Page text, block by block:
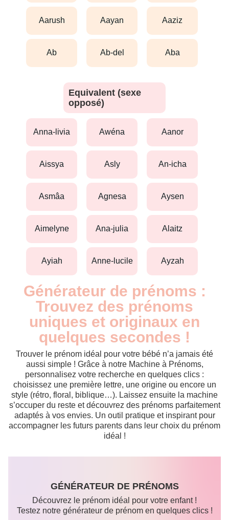
aarush aayan aaziz
ab ab-del aba
Equivalent (sexe
opposé)
anna-livia awéna aanor
aissya asly an-icha
asmâa agnesa aysen
aimelyne ana-julia alaitz
ayiah anne-lucile ayzah
Générateur de prénoms :
Trouvez des prénoms
uniques et originaux en
quelques secondes !
Trouver le prénom idéal pour votre bébé n’a jamais été
aussi simple ! Grâce à notre Machine à Prénoms,
personnalisez votre recherche en quelques clics :
choisissez une première lettre, une origine ou encore un
style (rétro, floral, biblique…). Laissez ensuite la machine
s’occuper du reste et découvrez des prénoms parfaitement
adaptés à vos envies. Un outil pratique et inspirant pour
accompagner les futurs parents dans leur choix du prénom
idéal !
GÉNÉRATEUR DE PRÉNOMS
Découvrez le prénom idéal pour votre enfant !
Testez notre générateur de prénom en quelques clics !